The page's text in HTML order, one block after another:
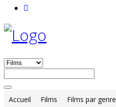
Accueil Films Films par genre